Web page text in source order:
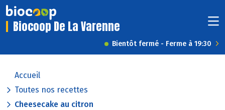
Biocoop De La Varenne
Bientôt fermé - Ferme à 19:30
Accueil
Toutes nos recettes
Cheesecake au citron